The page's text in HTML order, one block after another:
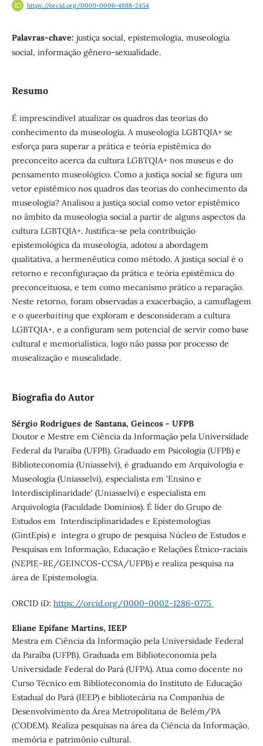
https://orcid.org/0009-0006-4888-2454
Palavras-chave: justiça social, epistemologia, museologia
social, informação gênero-sexualidade.
Resumo
É imprescindível atualizar os quadros das teorias do
conhecimento da museologia. A museologia LGBTQIA+ se
esforça para superar a prática e teória epistêmica do
preconceito acerca da cultura LGBTQIA+ nos museus e do
pensamento museológico. Como a justiça social se figura um
vetor epistêmico nos quadros das teorias do conhecimento da
museologia? Analisou a justiça social como vetor epistêmico
no âmbito da museologia social a partir de alguns aspectos da
cultura LGBTQIA+. Justifica-se pela contribuição
epistemológica da museologia, adotou a abordagem
qualitativa, a hermenêutica como método. A justiça social é o
retorno e reconfiguraçao da prática e teória epistêmica do
preconceituosa, e tem como mecanismo prático a reparação.
Neste retorno, foram observadas a exacerbação, a camuflagem
e o queerbaitingque exploram e desconsideram a cultura
LGBTQIA+, e a configuram sem potencial de servir como base
cultural e memorialística, logo não passa por processo de
musealização e musealidade.
Biografia do Autor
Sérgio Rodrigues de Santana, Geincos - UFPB
Doutor e Mestre em Ciência da Informação pela Universidade
Federal da Paraíba (UFPB). Graduado em Psicologia (UFPB) e
Biblioteconomia (Uniasselvi), é graduando em Arquivologia e
Museologia (Uniasselvi), especialista em 'Ensino e
Interdisciplinaridade' (Uniasselvi) e especialista em
Arquivologia (Faculdade Domínios). É líder do Grupo de
Estudos em Interdisciplinaridades e Epistemologias
(GintEpis) e integra o grupo de pesquisa Núcleo de Estudos e
Pesquisas em Informação, Educação e Relações Étnico-raciais
(NEPIE-RE/GEINCOS-CCSA/UFPB) e realiza pesquisa na
área de Epistemologia.
ORCID iD: https://orcid.org/0000-0002-1286-0775
Eliane Epifane Martins, IEEP
Mestra em Ciência da Informação pela Universidade Federal
da Paraíba (UFPB). Graduada em Biblioteconomia pela
Universidade Federal do Pará (UFPA). Atua como docente no
Curso Técnico em Biblioteconomia do Instituto de Educação
Estadual do Pará (IEEP) e bibliotecária na Companhia de
Desenvolvimento da Área Metropolitana de Belém/PA
(CODEM). Realiza pesquisas na área da Ciência da Informação,
memória e patrimônio cultural.